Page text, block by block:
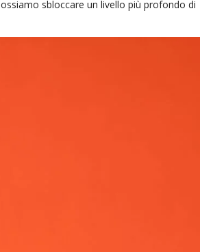
sbloccare un livello più profondo di